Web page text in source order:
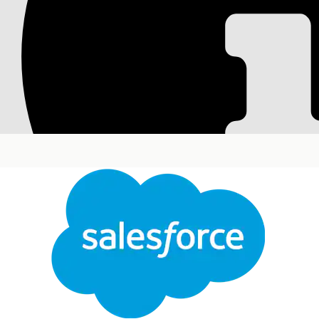
Anfordern eines
Stellen Sie diese Vorlage bereit, um
Verfügbarkeit: Lightning Experience
Diese Vorlage erstellt einen
Abwicklung erfasst. Überprüfen Sie, was in der
Aufnahmeattribute
Das Aufnahmeformular für diese Vorlage erfasst
Aktueller Standort: Die Details des Standorts, an
Elementdetails: Die Details der zu verschiebenden
Verschiebedatum: Das Datum, an dem der